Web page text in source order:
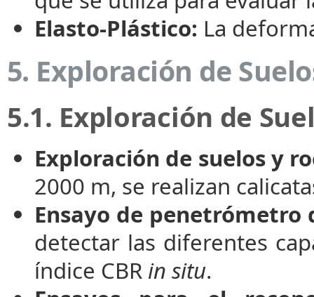
Elasto-Plástico: La
5. Exploración de
5.1. Exploración de
Exploración de suelos y
2000 m, se realizan
Ensayo de penetrómetro
detectar las diferentes
índice CBR in situ.